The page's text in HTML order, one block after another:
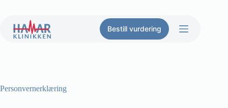
innholdet
Bestill vurdering
Personvernerklæring